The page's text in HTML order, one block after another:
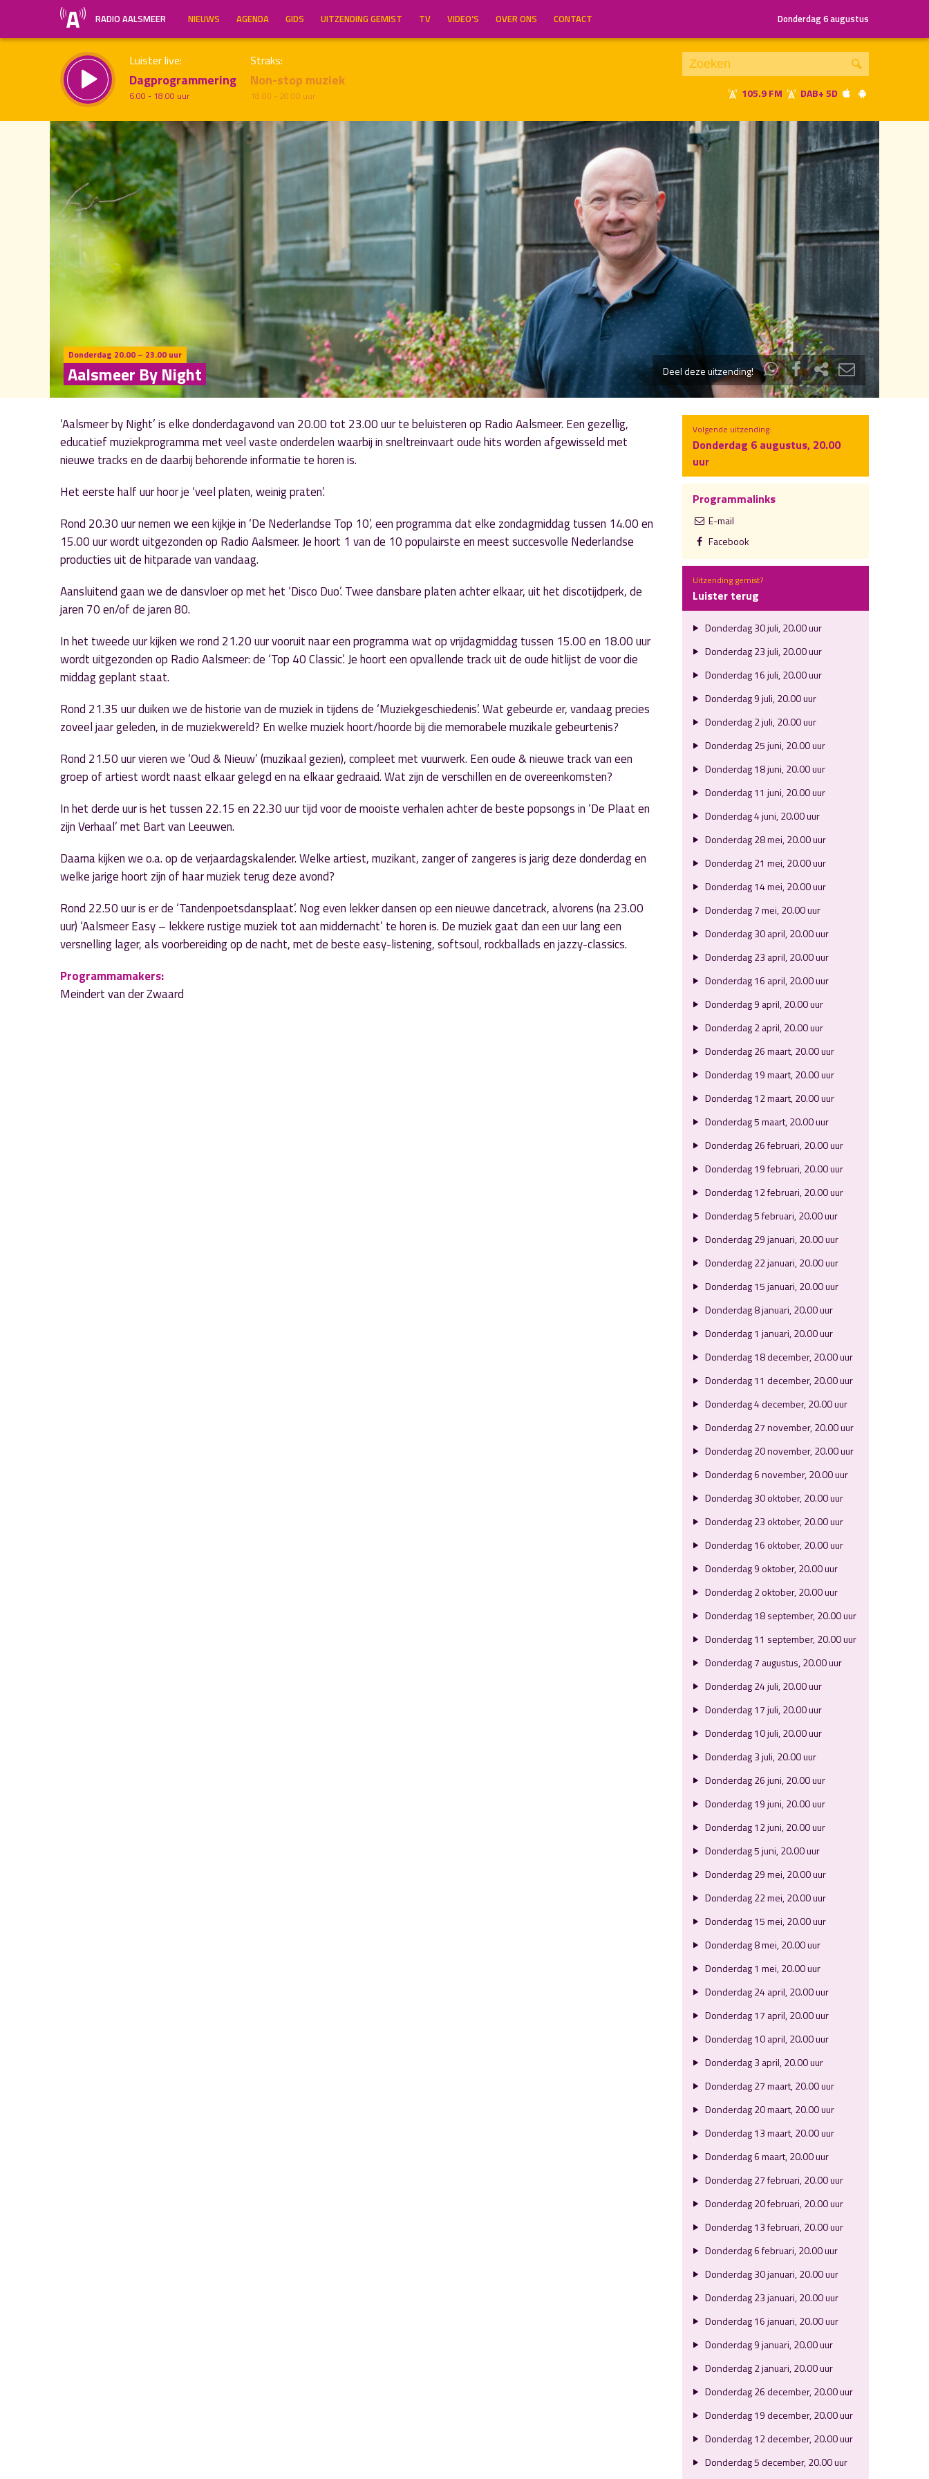
RADIO AALSMEER NIEUWS AGENDA GIDS UITZENDING GEMIST TV VIDEO’S OVER ONS CONTACT Donderdag 6 augustus
Luister live:
Dagprogrammering
6.00 - 18.00 uur
Straks:
Non-stop muziek
18.00 - 20.00 uur 105.9 FM DAB+ 5D
20.00
Je luistert nu naar uur 1 van 3
Volgend uur»
Inklappen
Donderdag 20.00 – 23.00 uur
Aalsmeer By Night Deel deze uitzending!
‘Aalsmeer by Night’ is elke donderdagavond van 20.00 tot 23.00 uur te beluisteren op Radio Aalsmeer. Een gezellig,
educatief muziekprogramma met veel vaste onderdelen waarbij in sneltreinvaart oude hits worden afgewisseld met
nieuwe tracks en de daarbij behorende informatie te horen is.
Het eerste half uur hoor je ‘veel platen, weinig praten’.
Rond 20.30 uur nemen we een kijkje in ‘De Nederlandse Top 10’, een programma dat elke zondagmiddag tussen 14.00 en
15.00 uur wordt uitgezonden op Radio Aalsmeer. Je hoort 1 van de 10 populairste en meest succesvolle Nederlandse
producties uit de hitparade van vandaag.
Aansluitend gaan we de dansvloer op met het ‘Disco Duo’. Twee dansbare platen achter elkaar, uit het discotijdperk, de
jaren 70 en/of de jaren 80.
In het tweede uur kijken we rond 21.20 uur vooruit naar een programma wat op vrijdagmiddag tussen 15.00 en 18.00 uur
wordt uitgezonden op Radio Aalsmeer: de ‘Top 40 Classic’. Je hoort een opvallende track uit de oude hitlijst de voor die
middag geplant staat.
Rond 21.35 uur duiken we de historie van de muziek in tijdens de ‘Muziekgeschiedenis’. Wat gebeurde er, vandaag precies
zoveel jaar geleden, in de muziekwereld? En welke muziek hoort/hoorde bij die memorabele muzikale gebeurtenis?
Rond 21.50 uur vieren we ‘Oud & Nieuw’ (muzikaal gezien), compleet met vuurwerk. Een oude & nieuwe track van een
groep of artiest wordt naast elkaar gelegd en na elkaar gedraaid. Wat zijn de verschillen en de overeenkomsten?
In het derde uur is het tussen 22.15 en 22.30 uur tijd voor de mooiste verhalen achter de beste popsongs in ‘De Plaat en
zijn Verhaal’ met Bart van Leeuwen.
Daarna kijken we o.a. op de verjaardagskalender. Welke artiest, muzikant, zanger of zangeres is jarig deze donderdag en
welke jarige hoort zijn of haar muziek terug deze avond?
Rond 22.50 uur is er de ‘Tandenpoetsdansplaat’. Nog even lekker dansen op een nieuwe dancetrack, alvorens (na 23.00
uur) ‘Aalsmeer Easy – lekkere rustige muziek tot aan middernacht’ te horen is. De muziek gaat dan een uur lang een
versnelling lager, als voorbereiding op de nacht, met de beste easy-listening, softsoul, rockballads en jazzy-classics.
Programmamakers:
Meindert van der Zwaard
Volgende uitzending:
Donderdag 6 augustus, 20.00
uur
Programmalinks
E-mail
Facebook
Uitzending gemist?
Luister terug
Donderdag 30 juli, 20.00 uur
Donderdag 23 juli, 20.00 uur
Donderdag 16 juli, 20.00 uur
Donderdag 9 juli, 20.00 uur
Donderdag 2 juli, 20.00 uur
Donderdag 25 juni, 20.00 uur
Donderdag 18 juni, 20.00 uur
Donderdag 11 juni, 20.00 uur
Donderdag 4 juni, 20.00 uur
Donderdag 28 mei, 20.00 uur
Donderdag 21 mei, 20.00 uur
Donderdag 14 mei, 20.00 uur
Donderdag 7 mei, 20.00 uur
Donderdag 30 april, 20.00 uur
Donderdag 23 april, 20.00 uur
Donderdag 16 april, 20.00 uur
Donderdag 9 april, 20.00 uur
Donderdag 2 april, 20.00 uur
Donderdag 26 maart, 20.00 uur
Donderdag 19 maart, 20.00 uur
Donderdag 12 maart, 20.00 uur
Donderdag 5 maart, 20.00 uur
Donderdag 26 februari, 20.00 uur
Donderdag 19 februari, 20.00 uur
Donderdag 12 februari, 20.00 uur
Donderdag 5 februari, 20.00 uur
Donderdag 29 januari, 20.00 uur
Donderdag 22 januari, 20.00 uur
Donderdag 15 januari, 20.00 uur
Donderdag 8 januari, 20.00 uur
Donderdag 1 januari, 20.00 uur
Donderdag 18 december, 20.00 uur
Donderdag 11 december, 20.00 uur
Donderdag 4 december, 20.00 uur
Donderdag 27 november, 20.00 uur
Donderdag 20 november, 20.00 uur
Donderdag 6 november, 20.00 uur
Donderdag 30 oktober, 20.00 uur
Donderdag 23 oktober, 20.00 uur
Donderdag 16 oktober, 20.00 uur
Donderdag 9 oktober, 20.00 uur
Donderdag 2 oktober, 20.00 uur
Donderdag 18 september, 20.00 uur
Donderdag 11 september, 20.00 uur
Donderdag 7 augustus, 20.00 uur
Donderdag 24 juli, 20.00 uur
Donderdag 17 juli, 20.00 uur
Donderdag 10 juli, 20.00 uur
Donderdag 3 juli, 20.00 uur
Donderdag 26 juni, 20.00 uur
Donderdag 19 juni, 20.00 uur
Donderdag 12 juni, 20.00 uur
Donderdag 5 juni, 20.00 uur
Donderdag 29 mei, 20.00 uur
Donderdag 22 mei, 20.00 uur
Donderdag 15 mei, 20.00 uur
Donderdag 8 mei, 20.00 uur
Donderdag 1 mei, 20.00 uur
Donderdag 24 april, 20.00 uur
Donderdag 17 april, 20.00 uur
Donderdag 10 april, 20.00 uur
Donderdag 3 april, 20.00 uur
Donderdag 27 maart, 20.00 uur
Donderdag 20 maart, 20.00 uur
Donderdag 13 maart, 20.00 uur
Donderdag 6 maart, 20.00 uur
Donderdag 27 februari, 20.00 uur
Donderdag 20 februari, 20.00 uur
Donderdag 13 februari, 20.00 uur
Donderdag 6 februari, 20.00 uur
Donderdag 30 januari, 20.00 uur
Donderdag 23 januari, 20.00 uur
Donderdag 16 januari, 20.00 uur
Donderdag 9 januari, 20.00 uur
Donderdag 2 januari, 20.00 uur
Donderdag 26 december, 20.00 uur
Donderdag 19 december, 20.00 uur
Donderdag 12 december, 20.00 uur
Donderdag 5 december, 20.00 uur